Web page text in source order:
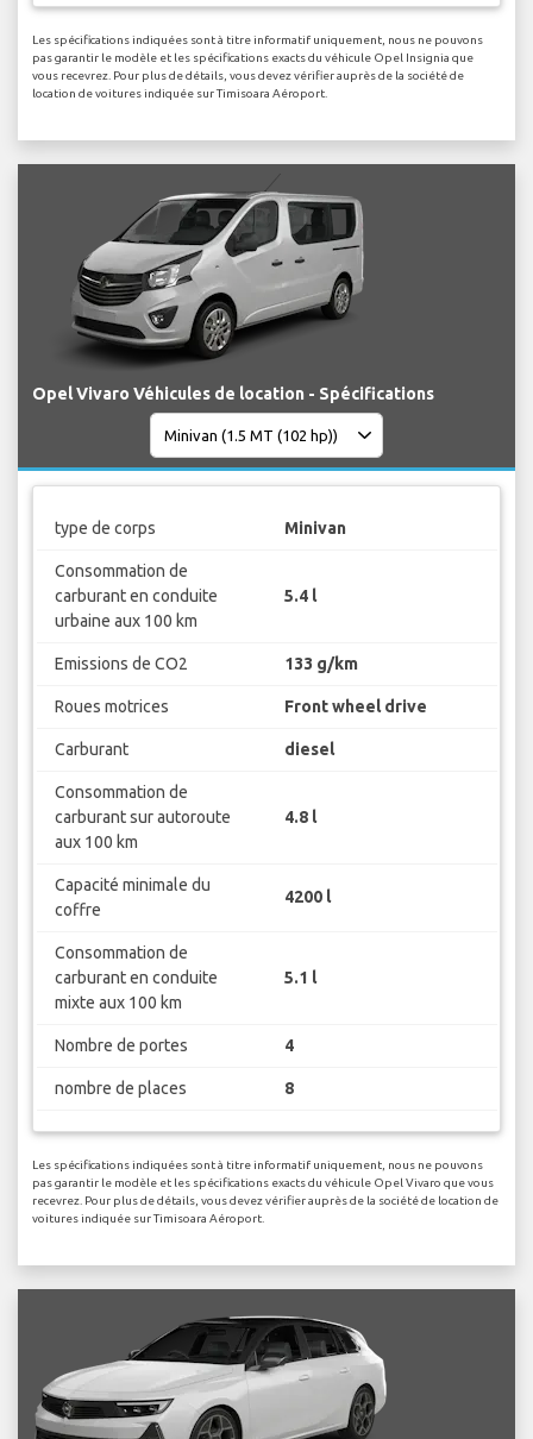
Les spécifications indiquées sont à titre informatif uniquement, nous ne pouvons
pas garantir le modèle et les spécifications exacts du véhicule Opel Insignia que
vous recevrez. Pour plus de détails, vous devez vérifier auprès de la société de
location de voitures indiquée sur Timisoara Aéroport.
Opel Vivaro Véhicules de location - Spécifications
type de corps Minivan
Consommation de
carburant en conduite
urbaine aux 100 km
5.4 l
Emissions de CO2 133 g/km
Roues motrices Front wheel drive
Carburant diesel
Consommation de
carburant sur autoroute
aux 100 km
4.8 l
Capacité minimale du
coffre
4200 l
Consommation de
carburant en conduite
mixte aux 100 km
5.1 l
Nombre de portes 4
nombre de places 8
Les spécifications indiquées sont à titre informatif uniquement, nous ne pouvons
pas garantir le modèle et les spécifications exacts du véhicule Opel Vivaro que vous
recevrez. Pour plus de détails, vous devez vérifier auprès de la société de location de
voitures indiquée sur Timisoara Aéroport.